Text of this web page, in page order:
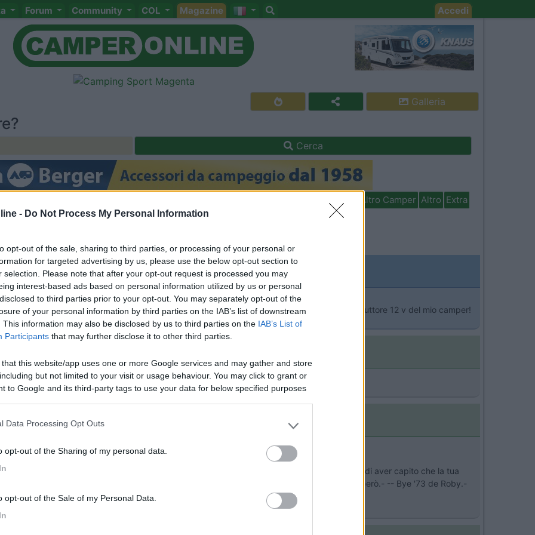
- Do Not Process My Personal Information
opt-out of the sale, sharing to third parties, or processing of your personal or
for targeted advertising by us, please use the below opt-out section to
selection. Please note that after your opt-out request is processed you may
interest-based ads based on personal information utilized by us or personal
to third parties prior to your opt-out. You may separately opt-out of the
of your personal information by third parties on the IAB’s list of downstream
This information may also be disclosed by us to third parties on the IAB’s List of
Participants that may further disclose it to other third parties.
that this website/app uses one or more Google services and may gather and store
but not limited to your visit or usage behaviour. You may click to grant or
to Google and its third-party tags to use your data for below specified purposes
Data Processing Opt Outs
opt-out of the Sharing of my personal data.
opt-out of the Sale of my Personal Data.
Forum Community COL Magazine Accedi
Galleria
Cerca
Altro Camper Altro Extra
Attivi
il trasformatore 220-12 v mi chiedo se sia sufficiente collegarla semplicemente all'interruttore 12 v del mio camper!
www.ikea.com/webapp/wcs/stores/servlet/ProductDisplay?
4&parentCats=15579*15748
è quella di cui parli? mi sembra di aver capito che la tua
anche 40€ per quella in immagine non è poi tantissimo, bisognerebbe vedere la resa però.- -- Bye '73 de Roby.-